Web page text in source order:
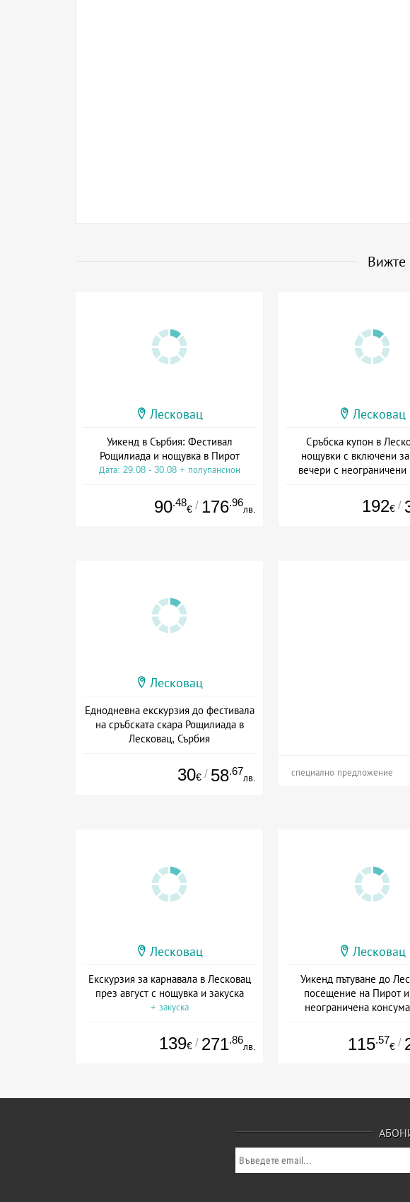
Лесковац
Уикенд в Сърбия: Фестивал
Рощилиада и нощувка в Пирот
Дата: 29.08 - 30.08 + полупансион
90.48
€ / 176.96
лв.
Лесковац
Сръбска купон в
нощувки с включени
вечери с неограничени
192€ /
Лесковац
Еднодневна екскурзия до фестивала
на сръбската скара Рощилиада в
Лесковац, Сърбия
30€ / 58.67
лв. специално предложение
Лесковац
Екскурзия за карнавала в Лесковац
през август с нощувка и закуска
+ закуска
139€ / 271.86
лв.
Лесковац
Уикенд пътуване до
посещение на Пирот
неограничена
+ полупансион
115.57
€ /